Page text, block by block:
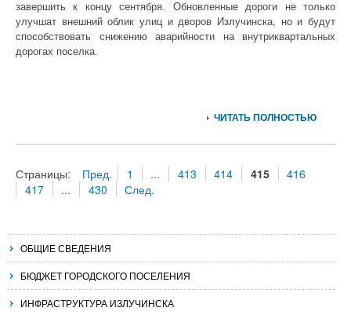
завершить к концу сентября. Обновленные дороги не только
улучшат внешний облик улиц и дворов Излучинска, но и будут
способствовать снижению аварийности на внутриквартальных
дорогах поселка.
ЧИТАТЬ ПОЛНОСТЬЮ
Страницы: Пред. 1 ... 413 414 415
416
417
... 430 След.
ОБЩИЕ СВЕДЕНИЯ
БЮДЖЕТ ГОРОДСКОГО ПОСЕЛЕНИЯ
ИНФРАСТРУКТУРА ИЗЛУЧИНСКА